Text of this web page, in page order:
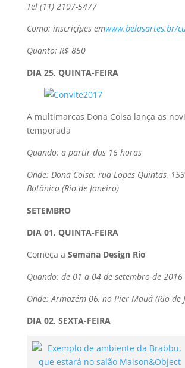
Tel (11) 2107-5477
Como: inscriçíµes emwww.belasartes.br/
Quanto: R$ 850
DIA 25, QUINTA-FEIRA
A multimarcas Dona Coisa lança as
temporada
Quando: a partir das 16 horas
Onde: Dona Coisa: rua Lopes Quintas,
Botânico (Rio de Janeiro)
SETEMBRO
DIA 01, QUINTA-FEIRA
Começa a Semana Design Rio
Quando: de 01 a 04 de setembro de 2016
Onde: Armazém 06, no Pier Mauá (Rio de
DIA 02, SEXTA-FEIRA